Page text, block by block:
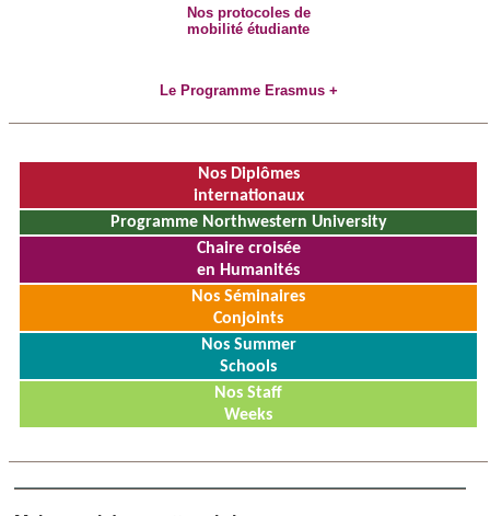
Nos protocoles de
mobilité étudiante
Le Programme Erasmus +
Nos Diplômes
internationaux
Programme Northwestern University
Chaire croisée
en Humanités
Nos Séminaires
Conjoints
Nos Summer
Schools
Nos Staff
Weeks